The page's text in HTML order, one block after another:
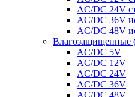
AC/DC 24V
AC/DC 36V
AC/DC 48V
Влагозащищенные
AC/DC 5V
AC/DC 12V
AC/DC 24V
AC/DC 36V
AC/DC 48V